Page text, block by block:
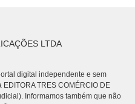
LTDA
digital independente e sem
TRES COMÉRCIO DE
Informamos também que não